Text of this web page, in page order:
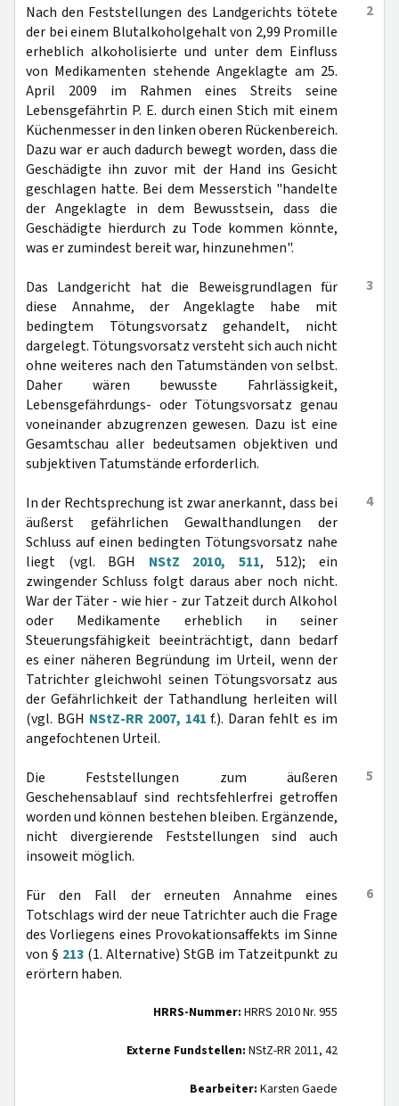
2
Nach den Feststellungen des Landgerichts tötete
der bei einem Blutalkoholgehalt von 2,99 Promille
erheblich alkoholisierte und unter dem Einfluss
von Medikamenten stehende Angeklagte am 25.
April 2009 im Rahmen eines Streits seine
Lebensgefährtin P. E. durch einen Stich mit einem
Küchenmesser in den linken oberen Rückenbereich.
Dazu war er auch dadurch bewegt worden, dass die
Geschädigte ihn zuvor mit der Hand ins Gesicht
geschlagen hatte. Bei dem Messerstich "handelte
der Angeklagte in dem Bewusstsein, dass die
Geschädigte hierdurch zu Tode kommen könnte,
was er zumindest bereit war, hinzunehmen".
3
Das Landgericht hat die Beweisgrundlagen für
diese Annahme, der Angeklagte habe mit
bedingtem Tötungsvorsatz gehandelt, nicht
dargelegt. Tötungsvorsatz versteht sich auch nicht
ohne weiteres nach den Tatumständen von selbst.
Daher wären bewusste Fahrlässigkeit,
Lebensgefährdungs- oder Tötungsvorsatz genau
voneinander abzugrenzen gewesen. Dazu ist eine
Gesamtschau aller bedeutsamen objektiven und
subjektiven Tatumstände erforderlich.
4
In der Rechtsprechung ist zwar anerkannt, dass bei
äußerst gefährlichen Gewalthandlungen der
Schluss auf einen bedingten Tötungsvorsatz nahe
liegt (vgl. BGH NStZ 2010, 511, 512); ein
zwingender Schluss folgt daraus aber noch nicht.
War der Täter - wie hier - zur Tatzeit durch Alkohol
oder Medikamente erheblich in seiner
Steuerungsfähigkeit beeinträchtigt, dann bedarf
es einer näheren Begründung im Urteil, wenn der
Tatrichter gleichwohl seinen Tötungsvorsatz aus
der Gefährlichkeit der Tathandlung herleiten will
(vgl. BGH NStZ-RR 2007, 141 f.). Daran fehlt es im
angefochtenen Urteil.
5
Die Feststellungen zum äußeren
Geschehensablauf sind rechtsfehlerfrei getroffen
worden und können bestehen bleiben. Ergänzende,
nicht divergierende Feststellungen sind auch
insoweit möglich.
6
Für den Fall der erneuten Annahme eines
Totschlags wird der neue Tatrichter auch die Frage
des Vorliegens eines Provokationsaffekts im Sinne
von § 213 (1. Alternative) StGB im Tatzeitpunkt zu
erörtern haben.
HRRS-Nummer: HRRS 2010 Nr. 955
Externe Fundstellen: NStZ-RR 2011, 42
Bearbeiter: Karsten Gaede